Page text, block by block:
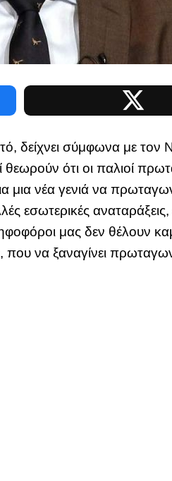
δείχνει σύμφωνα με τον
ότι οι παλιοί
μια νέα γενιά να
εσωτερικές
μας δεν θέλουν
να ξαναγίνει